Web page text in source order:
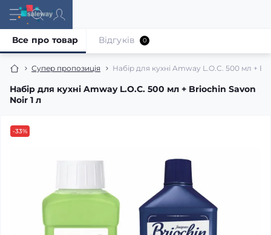
Супер пропозиція Набір для кухні Amway L.O.C. 500 мл +
Набір для кухні Amway L.O.C. 500 мл + Briochin Savon
Noir 1 л
Все про товар Відгуків 0
-33%